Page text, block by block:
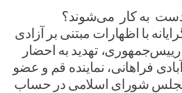
دست به کار می‌شوند؟
با اظهارات مبتنی بر آزادی
تهدید به احضار
فراهانی، نماینده قم و عضو
شورای اسلامی در حساب